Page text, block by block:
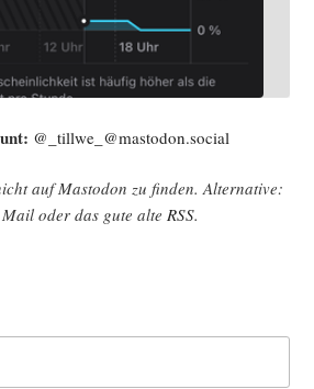
@_tillwe_@mastodon.social
auf Mast­o­don zu fin­den. Alter­na­ti­ve:
oder das gute alte RSS.